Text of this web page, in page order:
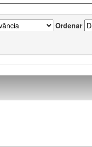
Ordenar